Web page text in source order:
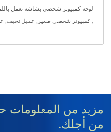
لوحة كمبيوتر شخصي بشاشة تعمل
كمبيوتر شخصي صغير عميل نحيف
مزيد من المعلومات
من أجلك.